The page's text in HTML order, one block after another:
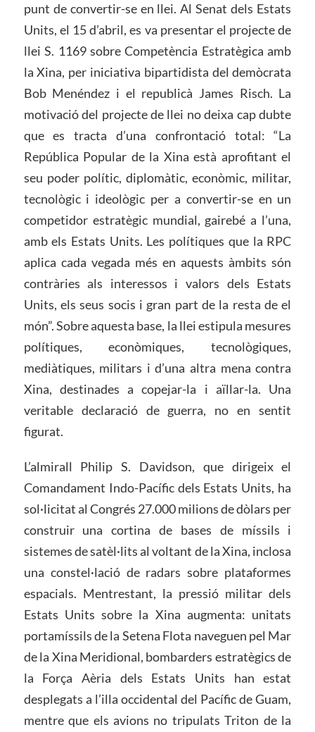
punt de convertir-se en llei. Al Senat dels Estats
Units, el 15 d’abril, es va presentar el projecte de
llei S. 1169 sobre Competència Estratègica amb
la Xina, per iniciativa bipartidista del demòcrata
Bob Menéndez i el republicà James Risch. La
motivació del projecte de llei no deixa cap dubte
que es tracta d’una confrontació total: “La
República Popular de la Xina està aprofitant el
seu poder polític, diplomàtic, econòmic, militar,
tecnològic i ideològic per a convertir-se en un
competidor estratègic mundial, gairebé a l’una,
amb els Estats Units. Les polítiques que la RPC
aplica cada vegada més en aquests àmbits són
contràries als interessos i valors dels Estats
Units, els seus socis i gran part de la resta de el
món”. Sobre aquesta base, la llei estipula mesures
polítiques, econòmiques, tecnològiques,
mediàtiques, militars i d’una altra mena contra
Xina, destinades a copejar-la i aïllar-la. Una
veritable declaració de guerra, no en sentit
figurat.
L’almirall Philip S. Davidson, que dirigeix ​​el
Comandament Indo-Pacífic dels Estats Units, ha
sol·licitat al Congrés 27.000 milions de dòlars per
construir una cortina de bases de míssils i
sistemes de satèl·lits al voltant de la Xina, inclosa
una constel·lació de radars sobre plataformes
espacials. Mentrestant, la pressió militar dels
Estats Units sobre la Xina augmenta: unitats
portamíssils de la Setena Flota naveguen pel Mar
de la Xina Meridional, bombarders estratègics de
la Força Aèria dels Estats Units han estat
desplegats a l’illa occidental del Pacífic de Guam,
mentre que els avions no tripulats Triton de la